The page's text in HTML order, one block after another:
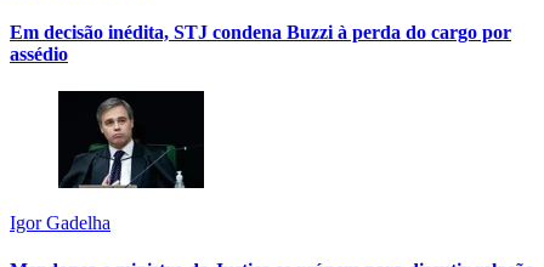
Em decisão inédita, STJ condena Buzzi à perda do cargo por
assédio
Igor Gadelha